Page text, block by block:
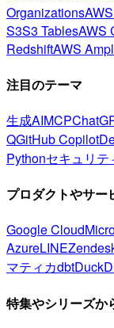
Organizations
S3S3 TablesAWS
RedshiftAWS
注目のテーマ
生成AIMCP
QGitHub Copilot
Pythonセキュリテ
プロダクトやサー
Google Cloud
AzureLINE
マティカdbt
特集やシリーズか